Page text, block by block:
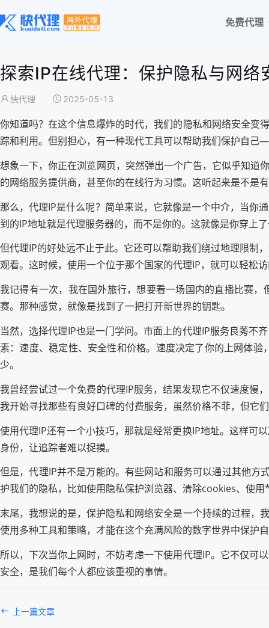
免费代理
探索IP在线代理：保护隐私与网络
快代理 2025-05-13
你知道吗？在这个信息爆炸的时代，我们的隐私和网络安全变
踪和利用。但别担心，有一种现代工具可以帮助我们保护自
想象一下，你正在浏览网页，突然弹出一个广告，它似乎知道
的网络服务提供商，甚至你的在线行为习惯。这听起来是不是
那么，代理IP是什么呢？简单来说，它就像是一个中介，当你
到的IP地址就是代理服务器的，而不是你的。这就像是你穿上
但代理IP的好处远不止于此。它还可以帮助我们绕过地理限制
观看。这时候，使用一个位于那个国家的代理IP，就可以轻松
我记得有一次，我在国外旅行，想要看一场国内的直播比赛
赛。那种感觉，就像是找到了一把打开新世界的钥匙。
当然，选择代理IP也是一门学问。市面上的代理IP服务良莠不
素：速度、稳定性、安全性和价格。速度决定了你的上网体
少。
我曾经尝试过一个免费的代理IP服务，结果发现它不仅速度慢
我开始寻找那些有良好口碑的付费服务，虽然价格不菲，但它
使用代理IP还有一个小技巧，那就是经常更换IP地址。这样可
身份，让追踪者难以捉摸。
但是，代理IP并不是万能的。有些网站和服务可以通过其他
护我们的隐私，比如使用隐私保护浏览器、清除cookies、使
末尾，我想说的是，保护隐私和网络安全是一个持续的过程，
使用多种工具和策略，才能在这个充满风险的数字世界中保护
所以，下次当你上网时，不妨考虑一下使用代理IP。它不仅可
安全，是我们每个人都应该重视的事情。
上一篇文章